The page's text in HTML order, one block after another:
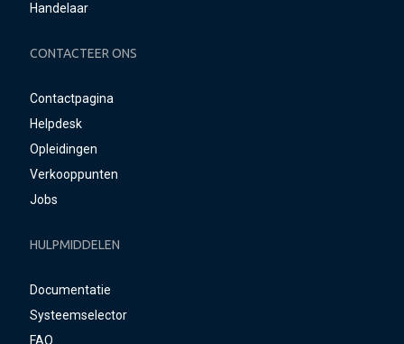
Handelaar
CONTACTEER ONS
Contactpagina
Helpdesk
Opleidingen
Verkooppunten
Jobs
HULPMIDDELEN
Documentatie
Systeemselector
FAQ